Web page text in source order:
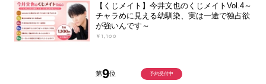
【くじメイト】今井文也のくじメイトVol.4～
チャラめに見える幼馴染、実は一途で独占欲
が強いんです～
￥1,100
第9位 予約受付中